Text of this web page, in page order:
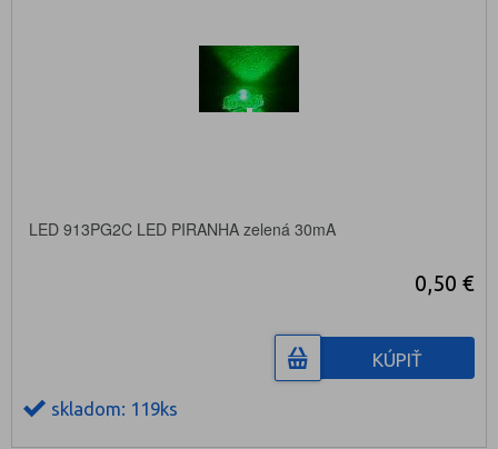
LED 913PG2C LED PIRANHA zelená 30mA
0,50 €
KÚPIŤ
skladom: 119ks